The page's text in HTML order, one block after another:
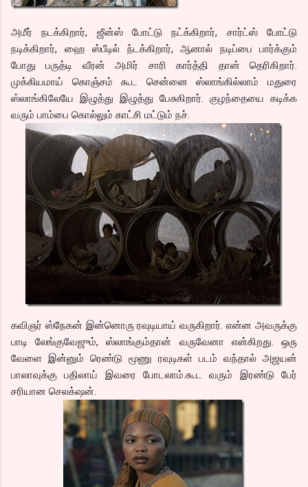
அமீர் நடக்கிறார், ஜீன்ஸ் போட்டு நட்க்கிறார், சார்ட்ஸ் போட்டு
நடிக்கிறார், ஹை ஸ்பீடில் ந்டக்கிறார், ஆனால் நடிப்பை பார்க்கும்
போது பருத்டி வீரன் அமிர் சாரி கார்த்தி தான் தெரிகிறார்.
முக்கியமாய் கொஞ்சம் கூட சென்னை ஸ்லாங்கில்லாம் மதுரை
ஸ்லாங்கிலேயே இழுத்து இழுத்து பேசுகிறார். குழந்தையை கடிக்க
வரும் பாம்பை கொல்லும் காட்சி மட்டும் நச்.
கவிஞர் ஸ்நேகன் இன்னொரு ரவுடியாய் வருகிறார். என்ன அவருக்கு
பாடி லேங்குவேஜும், ஸ்லாங்கும்தான் வருவேனா என்கிறது. ஒரு
வேளை இன்னும் ரெண்டு மூணு ரவுடிகள் படம் வந்தால் அஜயன்
பாலாவுக்கு பதிலாய் இவரை போடலாம்.கூட வரும் இரண்டு பேர்
சரியான செலக்‌ஷன்.